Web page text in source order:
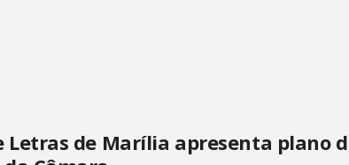
Letras de Marília apresenta plano